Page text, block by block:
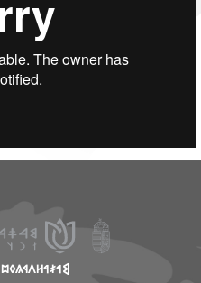
𐲐𐳙𐳦𐳋𐳯𐳉𐳦